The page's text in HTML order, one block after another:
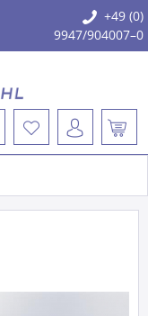
+49 (0)
9947/904007–0